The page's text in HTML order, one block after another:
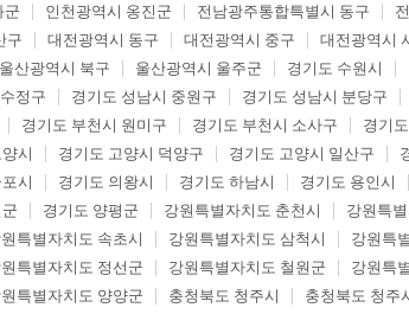
군 인천광역시 옹진군 전남광주통합특별시 동구
구 대전광역시 동구 대전광역시 중구 대전광역시
울산광역시 북구 울산광역시 울주군 경기도 수원시
정구 경기도 성남시 중원구 경기도 성남시 분당구
경기도 부천시 원미구 경기도 부천시 소사구
경기
시 경기도 고양시 덕양구 경기도 고양시 일산구
시 경기도 의왕시 경기도 하남시 경기도 용인시
경기도 양평군 강원특별자치도 춘천시
강원특
특별자치도 속초시 강원특별자치도 삼척시
강원특
특별자치도 정선군 강원특별자치도 철원군
강원특
특별자치도 양양군 충청북도 청주시
충청북도 청주